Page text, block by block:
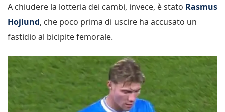
A chiudere la lotteria dei cambi, invece, è stato Rasmus
Hojlund, che poco prima di uscire ha accusato un
fastidio al bicipite femorale.